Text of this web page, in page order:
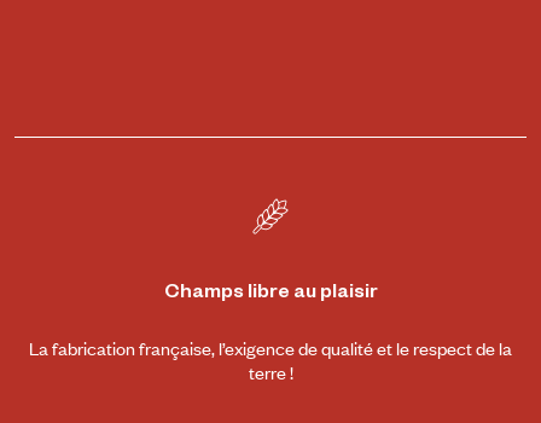
Champs libre au plaisir
La fabrication française, l’exigence de qualité et le respect de la
terre !